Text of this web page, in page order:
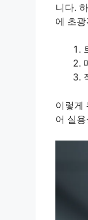
니다.
에 초
이렇게
어 실